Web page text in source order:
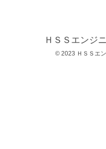
ＨＳＳエンジ
© 2023 ＨＳＳエ